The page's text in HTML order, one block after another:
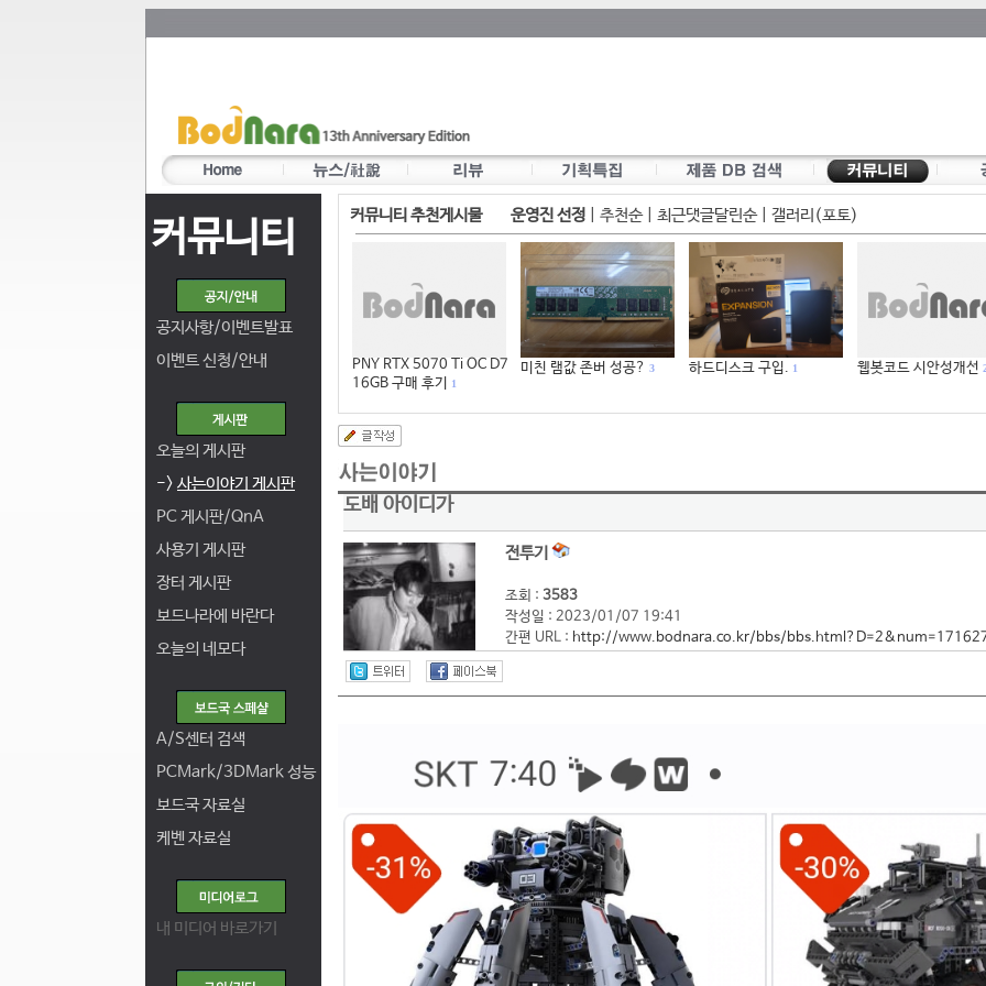
커뮤니티
공지사항/이벤트발표
이벤트 신청/안내
오늘의 게시판
-> 사는이야기 게시판
PC 게시판/QnA
사용기 게시판
장터 게시판
보드나라에 바란다
오늘의 네모다
A/S센터 검색
PCMark/3DMark 성능
보드국 자료실
케벤 자료실
내 미디어 바로가기
커뮤니티 추천게시물 운영진 선정 추천순| 최근댓글달린순| 갤러리(포토)
PNY RTX 5070 Ti OC D7
16GB 구매 후기
1
미친 램값 존버 성공? 3 하드디스크 구입. 1 웹봇코드 시안성개선 2
도배 아이디가
전투기
조회 : 3583
작성일 : 2023/01/07 19:41
간편 URL : http://www.bodnara.co.kr/bbs/